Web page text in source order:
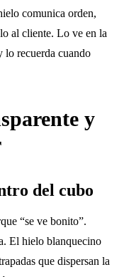
comunica orden,
al cliente. Lo ve en la
lo recuerda cuando
y
del cubo
“se ve bonito”.
El hielo blanquecino
que dispersan la